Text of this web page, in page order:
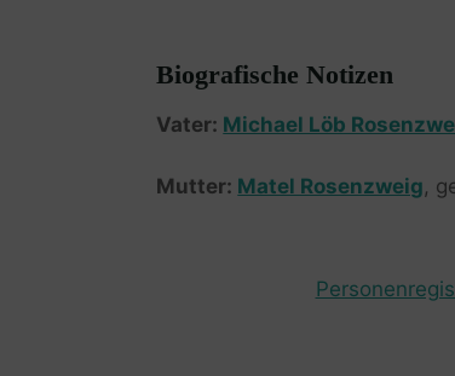
Biografische Notizen
Vater: Michael Löb
Mutter: Matel Rosenzweig,